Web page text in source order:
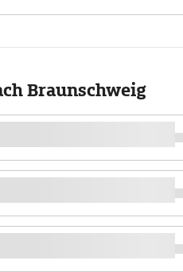
Braunschweig